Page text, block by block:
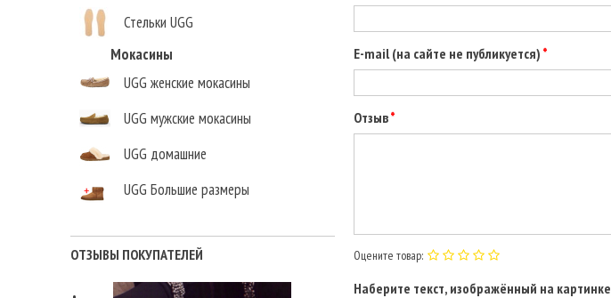
Стельки UGG
Мокасины
UGG женские мокасины
UGG мужские мокасины
UGG домашние
UGG Большие размеры
ОТЗЫВЫ ПОКУПАТЕЛЕЙ
E-mail (на сайте не публикуется)
Отзыв
Оцените товар:
Наберите текст, изображённый на картинке